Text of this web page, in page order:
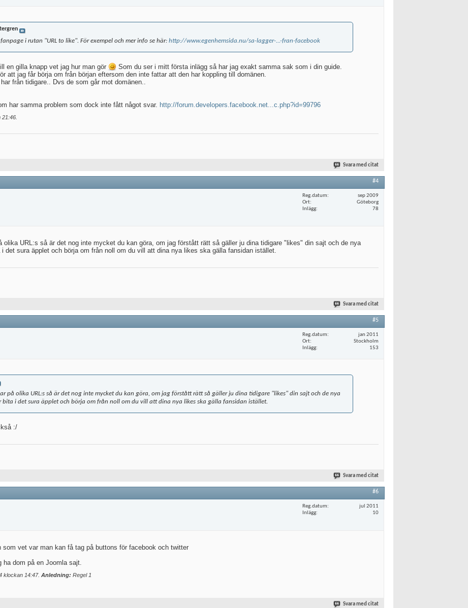
i rutan "URL to like". För exempel och mer info se här: http://www.egenhemsida.nu/sa-lagger-...-fran-facebook
en gilla knapp vet jag hur man gör
Som du ser i mitt första inlägg så har jag exakt samma sak som i din guide.
att jag får börja om från början eftersom den inte fattar att den har koppling till domänen.
från tidigare.. Dvs de som går mot domänen..
har samma problem som dock inte fått något svar. http://forum.developers.facebook.net...c.php?id=99796
21:46
Svara med citat
#4
Reg.datum
sep 2009
Ort
Göteborg
Inlägg
78
URL:s så är det nog inte mycket du kan göra, om jag förstått rätt så gäller ju dina tidigare "likes" din sajt och de nya
det sura äpplet och börja om från noll om du vill att dina nya likes ska gälla fansidan istället.
Svara med citat
#5
Reg.datum
jan 2011
Ort
Stockholm
Inlägg
153
på olika URL:s så är det nog inte mycket du kan göra, om jag förstått rätt så gäller ju dina tidigare "likes" din sajt och de nya
i det sura äpplet och börja om från noll om du vill att dina nya likes ska gälla fansidan istället.
:/
Svara med citat
#6
Reg.datum
jul 2011
Inlägg
10
vet var man kan få tag på buttons för facebook och twitter
ha dom på en Joomla sajt.
klockan 14:47. Anledning: Regel 1
Svara med citat